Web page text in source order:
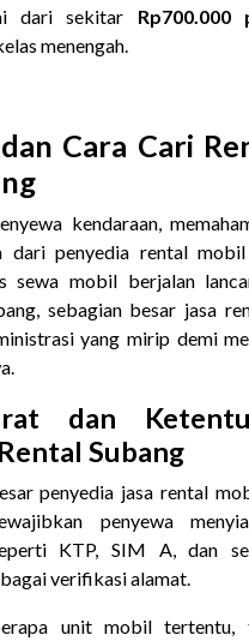
dari sekitar
menengah.
Cara Cari
kendaraan,
dari penyedia rental
sewa mobil berjalan
sebagian besar jasa
yang mirip demi
dan
Subang
penyedia jasa rental
penyewa
KTP, SIM A, dan
verifikasi alamat.
unit mobil tertentu,